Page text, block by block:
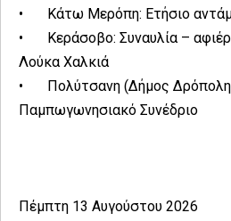
•
Κάτω Μερόπη: Ετήσιο
•
Κεράσοβο: Συναυλία –
Λούκα Χαλκιά
•
Πολύτσανη (Δήμος
Παμπωγωνησιακό Συνέδριο
Πέμπτη 13 Αυγούστου 2026